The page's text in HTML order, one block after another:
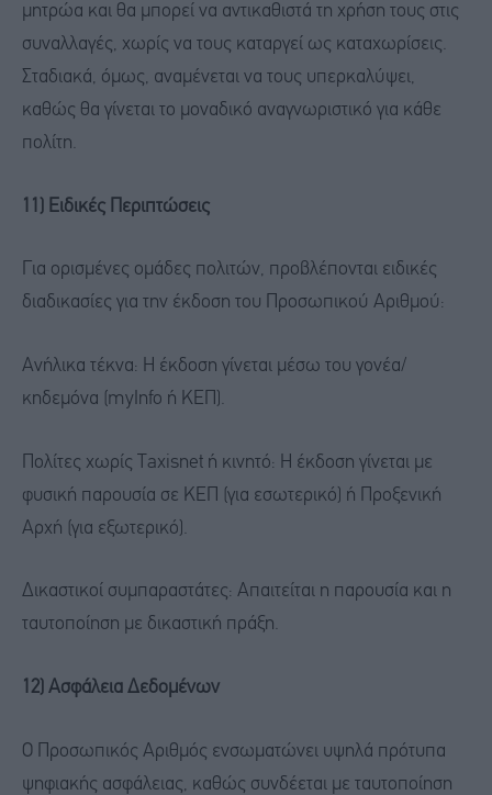
μητρώα και θα μπορεί να αντικαθιστά τη χρήση τους στις
συναλλαγές, χωρίς να τους καταργεί ως καταχωρίσεις.
Σταδιακά, όμως, αναμένεται να τους υπερκαλύψει,
καθώς θα γίνεται το μοναδικό αναγνωριστικό για κάθε
πολίτη.
11) Ειδικές Περιπτώσεις
Για ορισμένες ομάδες πολιτών, προβλέπονται ειδικές
διαδικασίες για την έκδοση του Προσωπικού Αριθμού:
Ανήλικα τέκνα: Η έκδοση γίνεται μέσω του γονέα/
κηδεμόνα (myInfo ή ΚΕΠ).
Πολίτες χωρίς Taxisnet ή κινητό: Η έκδοση γίνεται με
φυσική παρουσία σε ΚΕΠ (για εσωτερικό) ή Προξενική
Αρχή (για εξωτερικό).
Δικαστικοί συμπαραστάτες: Απαιτείται η παρουσία και η
ταυτοποίηση με δικαστική πράξη.
12) Ασφάλεια Δεδομένων
Ο Προσωπικός Αριθμός ενσωματώνει υψηλά πρότυπα
ψηφιακής ασφάλειας, καθώς συνδέεται με ταυτοποίηση